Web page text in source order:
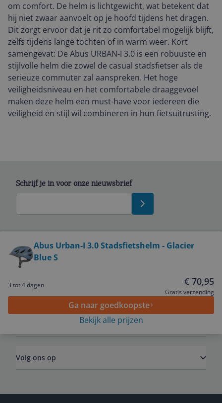
om comfort. De helm is lichtgewicht, wat betekent dat
hij niet zwaar aanvoelt op je hoofd tijdens het dragen.
Dit zorgt ervoor dat je rit zo comfortabel mogelijk blijft,
zelfs tijdens lange tochten of in warm weer. Kort
samengevat: De Abus URBAN-I 3.0 is een robuuste en
stijlvolle helm die zowel de casual stadsfietser als de
serieuze commuter zal aanspreken. Het hoge
veiligheidsniveau en het comfortabele draaggevoel
maken deze helm een must-have voor iedereen die
veiligheid en stijl wil combineren in hun fietsuitrusting.
Abus Urban-I 3.0 Stadsfietshelm - Glacier
Blue S
3 tot 4 dagen € 70,95
Gratis verzending
Ga naar goedkoopste
Bekijk alle prijzen
Schrijf je in voor onze nieuwsbrief
Service
Algemeen
Volg ons op